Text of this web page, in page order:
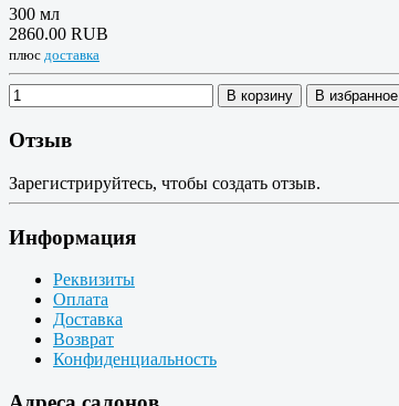
300 мл
2860.00 RUB
плюс доставка
В корзину В избранное
Отзыв
Зарегистрируйтесь, чтобы создать отзыв.
Информация
Реквизиты
Оплата
Доставка
Возврат
Конфиденциальность